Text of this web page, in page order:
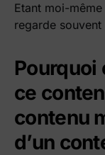
Etant moi-
regarde
Pourquoi
ce
contenu
d’un